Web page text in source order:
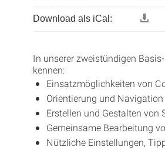
Download als iCal:
In unserer zweistündigen
kennen:
Einsatzmöglichkeiten von
Orientierung und Navigation
Erstellen und Gestalten von
Gemeinsame Bearbeitung
Nützliche Einstellungen,